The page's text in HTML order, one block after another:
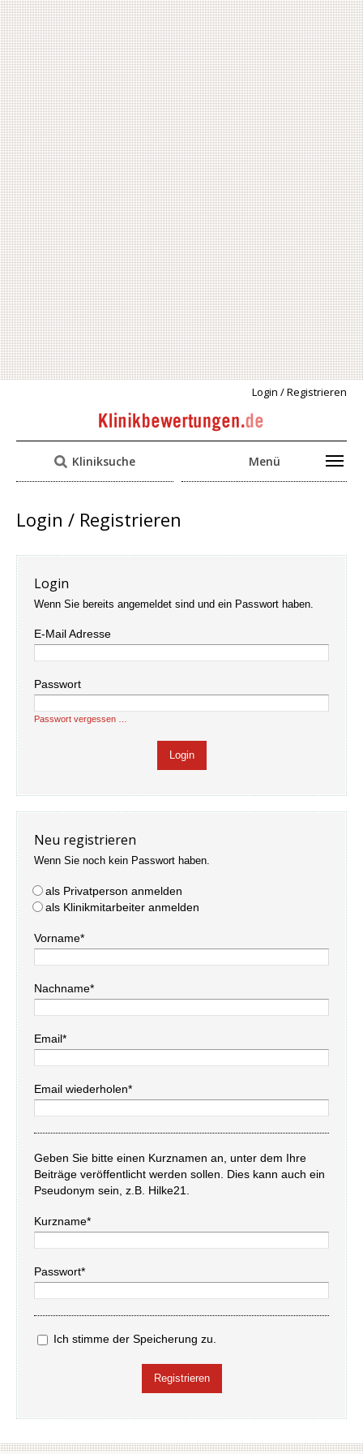
Login / Registrieren
Kliniksuche Menü
Login / Registrieren
Login
Wenn Sie bereits angemeldet sind und ein Passwort haben.
E-Mail Adresse
Passwort
Passwort vergessen …
Neu registrieren
Wenn Sie noch kein Passwort haben.
als Privatperson anmelden
als Klinikmitarbeiter anmelden
Vorname*
Nachname*
Email*
Email wiederholen*
Geben Sie bitte einen Kurznamen an, unter dem Ihre
Beiträge veröffentlicht werden sollen. Dies kann auch ein
Pseudonym sein, z.B. Hilke21.
Kurzname*
Passwort*
Ich stimme der Speicherung zu.